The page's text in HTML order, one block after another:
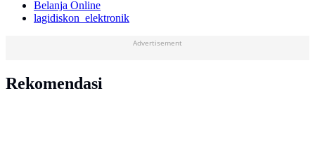
Belanja Online
lagidiskon_elektronik
Advertisement
Rekomendasi